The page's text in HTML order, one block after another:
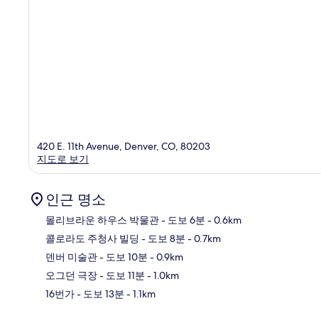
420 E. 11th Avenue, Denver, CO, 80203
지도로 보기
인근 명소
몰리브라운 하우스 박물관- 도보 6분 - 0.6km
콜로라도 주청사 빌딩 - 도보 8분 - 0.7km
덴버 미술관- 도보 10분 - 0.9km
오그던 극장- 도보 11분 - 1.0km
16번가- 도보 13분 - 1.1km